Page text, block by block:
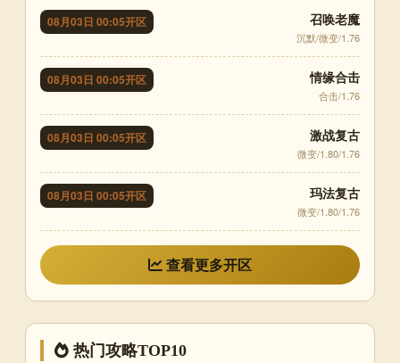
08月03日 00:05开区 召唤老魔
沉默/微变/1.76
08月03日 00:05开区 情缘合击
合击/1.76
08月03日 00:05开区 激战复古
微变/1.80/1.76
08月03日 00:05开区 玛法复古
微变/1.80/1.76
查看更多开区
热门攻略TOP10